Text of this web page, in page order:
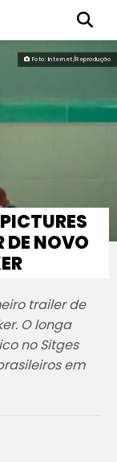
Foto: Internet/Reprodução
DE NOVO
trailer de
O longa
no Sitges
em